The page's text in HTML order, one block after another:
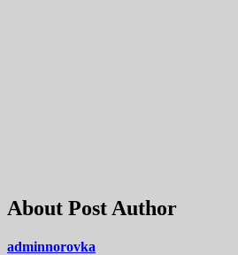
About Post Author
adminnorovka